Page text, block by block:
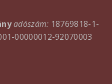
adószám: 18769818-1-
00000012-92070003